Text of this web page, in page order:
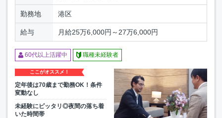
勤務地 港区
給与 月給25万6,000円～27万6,000円
60代以上活躍中 職種未経験者
ここがオススメ！
定年後は70歳まで勤務OK！条件
変動なし
未経験にピッタリ◎夜間の落ち着
いた時間帯